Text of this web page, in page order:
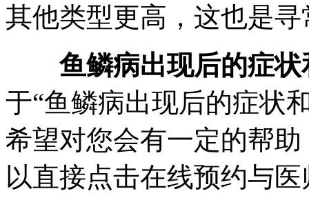
其他类型更高，这也是
鱼鳞病出现后的症状
于“鱼鳞病出现后的症状
希望对您会有一定的帮
以直接点击在线预约与